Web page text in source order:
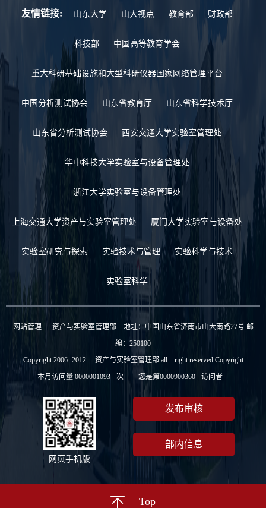
友情链接: 山东大学 山大视点 教育部 财政部
科技部 中国高等教育学会
重大科研基础设施和大型科研仪器国家网络管理平台
中国分析测试协会 山东省教育厅 山东省科学技术厅
山东省分析测试协会 西安交通大学实验室管理处
华中科技大学实验室与设备管理处
浙江大学实验室与设备管理处
上海交通大学资产与实验室管理处 厦门大学实验室与设备处
实验室研究与探索 实验技术与管理 实验科学与技术
实验室科学
网站管理资产与实验室管理部 地址：中国山东省济南市山大南路27号 邮
编：250100
Copyright 2006 -2012 资产与实验室管理部 all right reserved Copyright
本月访问量 0000001093 次 您是第0000900360 访问者
网页手机版
发布审核
部内信息
Top